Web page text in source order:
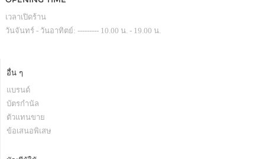
เวลาเปิดร้าน
วันจันทร์ - วันอาทิตย์: --------- 10.00 น. - 19.00 น.
อื่น ๆ
แบรนด์
บัตรกำนัล
ตัวแทนขาย
ข้อเสนอพิเสษ